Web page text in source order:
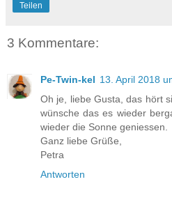
Teilen
3 Kommentare:
Pe-Twin-kel 13. April 2018
Oh je, liebe Gusta, das hört
wünsche das es wieder
wieder die Sonne geniessen.
Ganz liebe Grüße,
Petra
Antworten